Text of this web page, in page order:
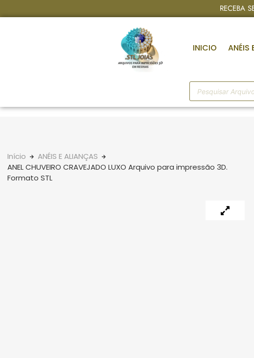
RECEBA
INICIO ANÉIS
Início
ANÉIS E ALIANÇAS
ANEL CHUVEIRO CRAVEJADO LUXO Arquivo para impressão 3D.
Formato STL